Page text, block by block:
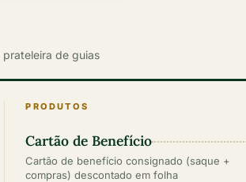
de guias
PRODUTOS
Cartão de Benefício
Cartão de benefício consignado (saque +
compras) descontado em folha